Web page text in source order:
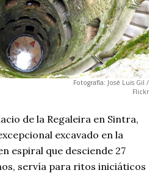
Fotografía: José Luis Gil /
Flickr
de la Regaleira en Sintra,
excavado en la
espiral que desciende 27
servía para ritos iniciáticos